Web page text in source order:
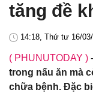
tăng đề
14:18, Thứ tư 16/
( PHUNUTODAY ) -
trong nấu ăn mà
chữa bệnh. Đặc